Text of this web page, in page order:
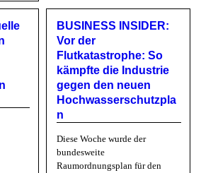
BUSINESS INSIDER:
Vor der
Flutkatastrophe: So
kämpfte die Industrie
gegen den neuen
Hochwasserschutzpla
n
Diese Woche wurde der
bundesweite
Raumordnungsplan für den